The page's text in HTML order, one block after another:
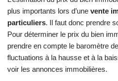
plus importants lors d’une vente
particuliers. Il faut donc prendre
Pour déterminer le prix du bien
prendre en compte le baromètre
fluctuations à la hausse et à la
voir les annonces immobilières.